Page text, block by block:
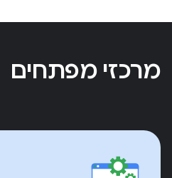
מרכזי מפתחים